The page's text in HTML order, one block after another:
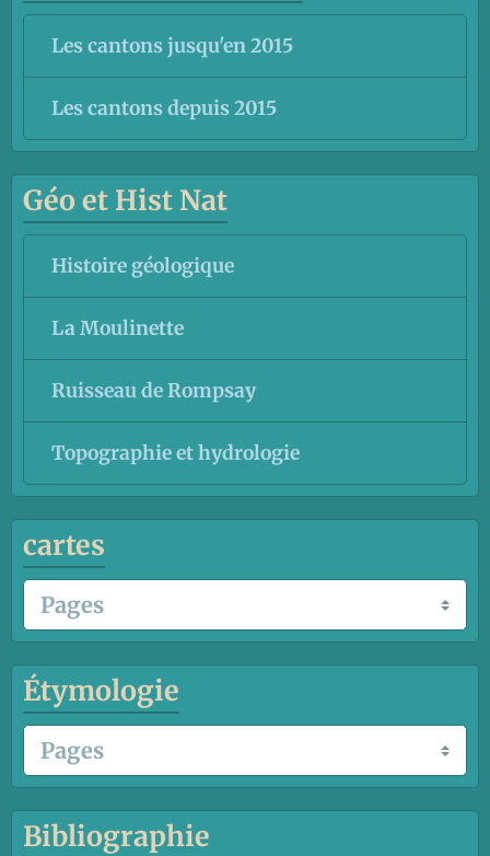
Les cantons jusqu'en 2015
Les cantons depuis 2015
Géo et Hist Nat
Histoire géologique
La Moulinette
Ruisseau de Rompsay
Topographie et hydrologie
cartes
Étymologie
Bibliographie